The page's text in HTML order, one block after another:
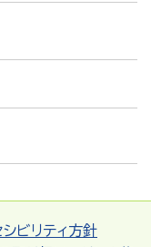
シビリティ方針